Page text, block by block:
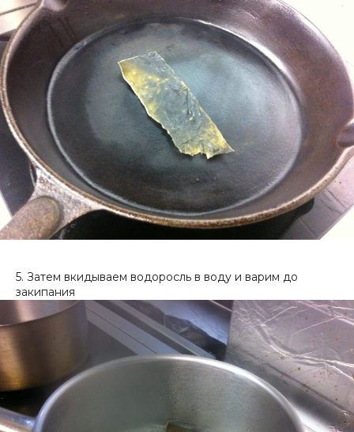
5. Затем вкидываем водоросль в воду и варим до
закипания